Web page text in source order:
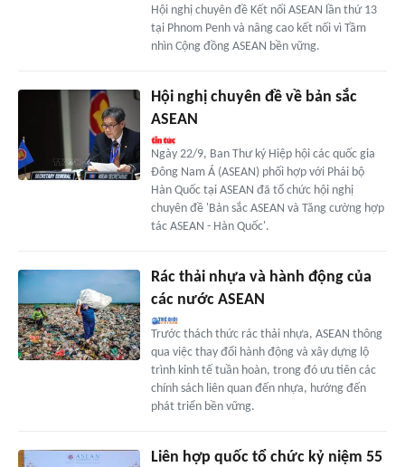
Hội nghị chuyên đề Kết nối ASEAN lần thứ 13
tại Phnom Penh và nâng cao kết nối vì Tầm
nhìn Cộng đồng ASEAN bền vững.
Hội nghị chuyên đề về bản sắc
ASEAN
Ngày 22/9, Ban Thư ký Hiệp hội các quốc gia
Đông Nam Á (ASEAN) phối hợp với Phái bộ
Hàn Quốc tại ASEAN đã tổ chức hội nghị
chuyên đề 'Bản sắc ASEAN và Tăng cường hợp
tác ASEAN - Hàn Quốc'.
Rác thải nhựa và hành động của
các nước ASEAN
Trước thách thức rác thải nhựa, ASEAN thông
qua việc thay đổi hành động và xây dựng lộ
trình kinh tế tuần hoàn, trong đó ưu tiên các
chính sách liên quan đến nhựa, hướng đến
phát triển bền vững.
Liên hợp quốc tổ chức kỷ niệm 55